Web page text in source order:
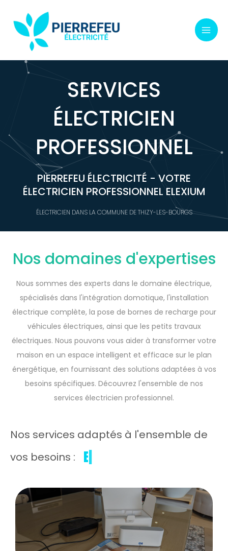
contenu
SERVICES
ÉLECTRICIEN
PROFESSIONNEL
PIERREFEU ÉLECTRICITÉ - VOTRE
ÉLECTRICIEN PROFESSIONNEL ELEXIUM
ÉLECTRICIEN DANS LA COMMUNE DE THIZY-LES-BOURGS
Nos domaines d'expertises
Nous sommes des experts dans le domaine électrique,
spécialisés dans l'intégration domotique, l'installation
électrique complète, la pose de bornes de recharge pour
véhicules électriques, ainsi que les petits travaux
électriques. Nous pouvons vous aider à transformer votre
maison en un espace intelligent et efficace sur le plan
énergétique, en fournissant des solutions adaptées à vos
besoins spécifiques. Découvrez l'ensemble de nos
services électricien professionnel.
Nos services adaptés à l'ensemble de
vos besoins :